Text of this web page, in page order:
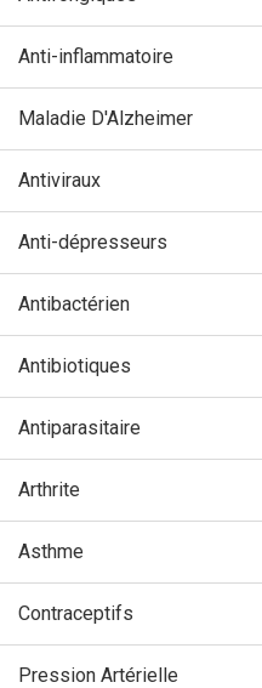
Anti-inflammatoire
Maladie D'Alzheimer
Antiviraux
Anti-dépresseurs
Antibactérien
Antibiotiques
Antiparasitaire
Arthrite
Asthme
Contraceptifs
Pression Artérielle